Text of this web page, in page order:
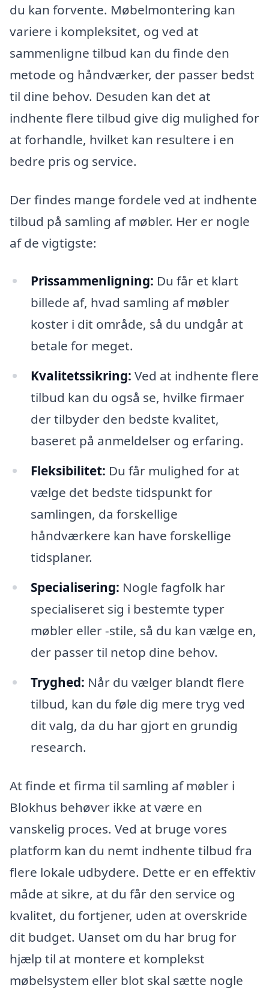
du kan forvente. Møbelmontering kan
variere i kompleksitet, og ved at
sammenligne tilbud kan du finde den
metode og håndværker, der passer bedst
til dine behov. Desuden kan det at
indhente flere tilbud give dig mulighed for
at forhandle, hvilket kan resultere i en
bedre pris og service.
Der findes mange fordele ved at indhente
tilbud på samling af møbler. Her er nogle
af de vigtigste:
Prissammenligning: Du får et klart
billede af, hvad samling af møbler
koster i dit område, så du undgår at
betale for meget.
Kvalitetssikring: Ved at indhente flere
tilbud kan du også se, hvilke firmaer
der tilbyder den bedste kvalitet,
baseret på anmeldelser og erfaring.
Fleksibilitet: Du får mulighed for at
vælge det bedste tidspunkt for
samlingen, da forskellige
håndværkere kan have forskellige
tidsplaner.
Specialisering: Nogle fagfolk har
specialiseret sig i bestemte typer
møbler eller -stile, så du kan vælge en,
der passer til netop dine behov.
Tryghed: Når du vælger blandt flere
tilbud, kan du føle dig mere tryg ved
dit valg, da du har gjort en grundig
research.
At finde et firma til samling af møbler i
Blokhus behøver ikke at være en
vanskelig proces. Ved at bruge vores
platform kan du nemt indhente tilbud fra
flere lokale udbydere. Dette er en effektiv
måde at sikre, at du får den service og
kvalitet, du fortjener, uden at overskride
dit budget. Uanset om du har brug for
hjælp til at montere et komplekst
møbelsystem eller blot skal sætte nogle